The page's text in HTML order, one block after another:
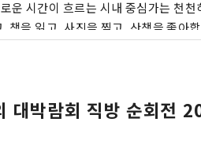
운 시간이 흐르는 시내 중심가는 천천
책을 읽고, 사진을 찍고, 산책을 좋아
다. 꼭 천천히 이야기하고 조용한 시
대박람회 직방 순회전